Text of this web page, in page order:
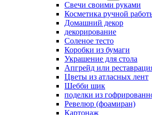
Свечи своими руками
Косметика ручной
Домашний декор
декорирование
Соленое тесто
Коробки из бумаги
Украшение для стола
Апгрейд или
Цветы из атласных лент
Шебби шик
поделки из
Ревелюр (фоамиран)
Картонаж